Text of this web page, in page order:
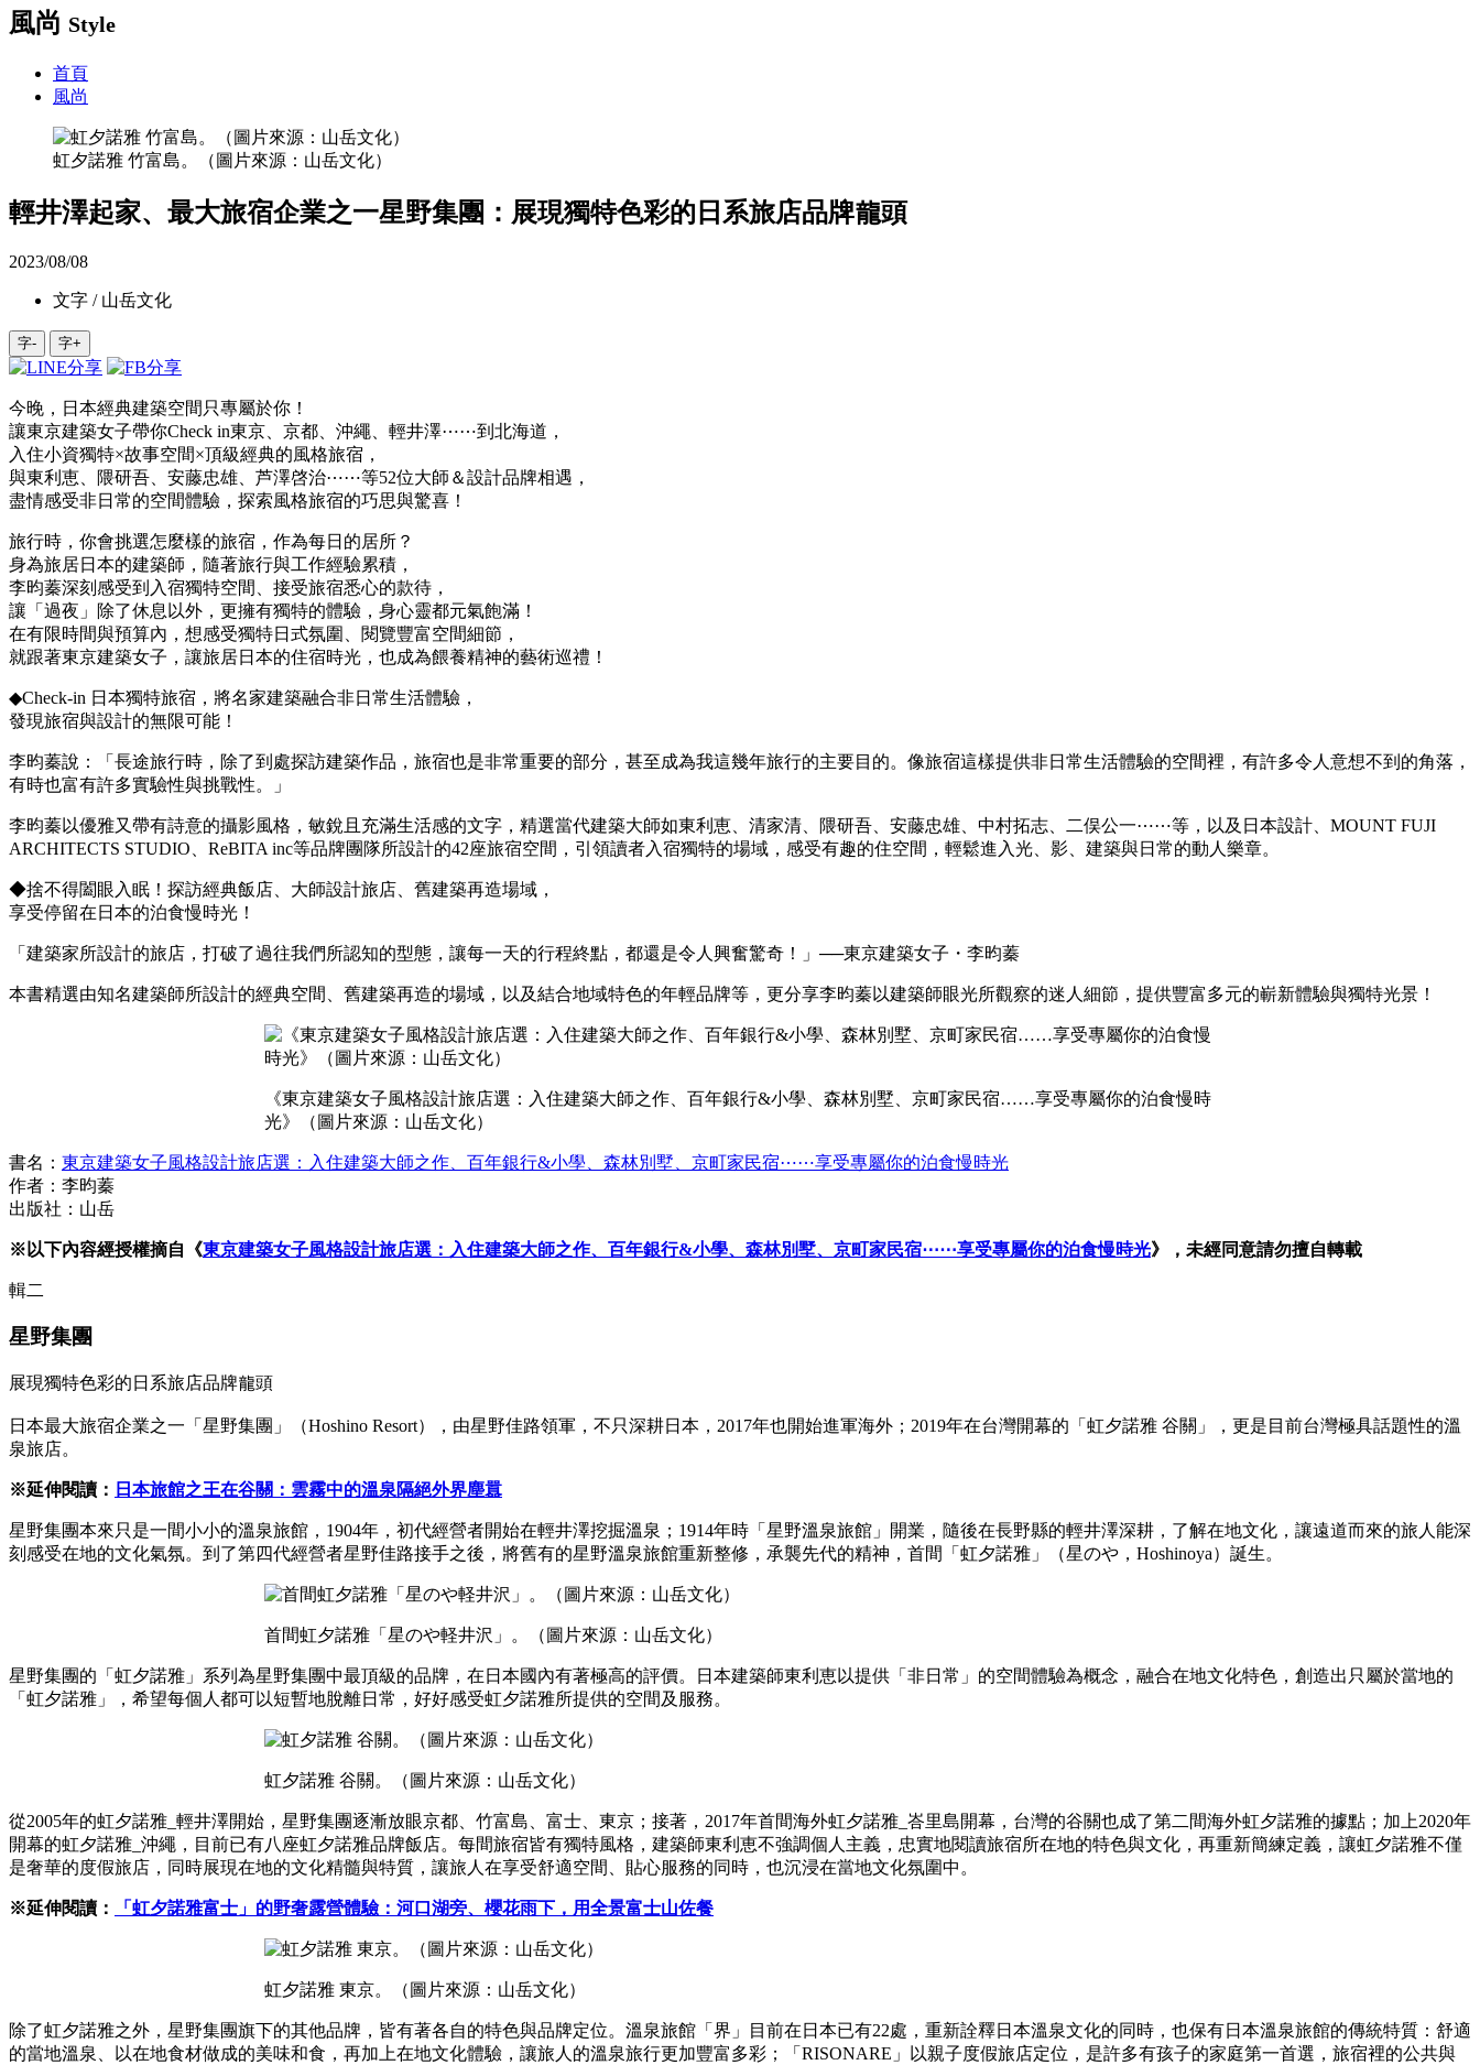
風尚 Style
首頁
風尚
虹夕諾雅 竹富島。（圖片來源：山岳文化）
輕井澤起家、最大旅宿企業之一星野集團：展現獨特色彩的日系旅店品牌龍頭
2023/08/08
文字 / 山岳文化
字- 字+
今晚，日本經典建築空間只專屬於你！
讓東京建築女子帶你Check in東京、京都、沖繩、輕井澤⋯⋯到北海道，
入住小資獨特×故事空間×頂級經典的風格旅宿，
與東利恵、隈研吾、安藤忠雄、芦澤啓治⋯⋯等52位大師＆設計品牌相遇，
盡情感受非日常的空間體驗，探索風格旅宿的巧思與驚喜！
旅行時，你會挑選怎麼樣的旅宿，作為每日的居所？
身為旅居日本的建築師，隨著旅行與工作經驗累積，
李昀蓁深刻感受到入宿獨特空間、接受旅宿悉心的款待，
讓「過夜」除了休息以外，更擁有獨特的體驗，身心靈都元氣飽滿！
在有限時間與預算內，想感受獨特日式氛圍、閱覽豐富空間細節，
就跟著東京建築女子，讓旅居日本的住宿時光，也成為餵養精神的藝術巡禮！
◆Check-in 日本獨特旅宿，將名家建築融合非日常生活體驗，
發現旅宿與設計的無限可能！
李昀蓁說：「長途旅行時，除了到處探訪建築作品，旅宿也是非常重要的部分，甚至成為我這幾年旅行的主要目的。像旅宿這樣提供非日常生活體驗的空間裡，有許多令人意想不到的角落，
有時也富有許多實驗性與挑戰性。」
李昀蓁以優雅又帶有詩意的攝影風格，敏銳且充滿生活感的文字，精選當代建築大師如東利恵、清家清、隈研吾、安藤忠雄、中村拓志、二俣公一⋯⋯等，以及日本設計、MOUNT FUJI
ARCHITECTS STUDIO、ReBITA inc等品牌團隊所設計的42座旅宿空間，引領讀者入宿獨特的場域，感受有趣的住空間，輕鬆進入光、影、建築與日常的動人樂章。
◆捨不得闔眼入眠！探訪經典飯店、大師設計旅店、舊建築再造場域，
享受停留在日本的泊食慢時光！
「建築家所設計的旅店，打破了過往我們所認知的型態，讓每一天的行程終點，都還是令人興奮驚奇！」──東京建築女子・李昀蓁
本書精選由知名建築師所設計的經典空間、舊建築再造的場域，以及結合地域特色的年輕品牌等，更分享李昀蓁以建築師眼光所觀察的迷人細節，提供豐富多元的嶄新體驗與獨特光景！
《東京建築女子風格設計旅店選：入住建築大師之作、百年銀行&小學、森林別墅、京町家民宿……享受專屬你的泊食慢時
光》（圖片來源：山岳文化）
書名： 東京建築女子風格設計旅店選：入住建築大師之作、百年銀行&小學、森林別墅、京町家民宿⋯⋯享受專屬你的泊食慢時光
作者：李昀蓁
出版社：山岳
※以下內容經授權摘自《東京建築女子風格設計旅店選：入住建築大師之作、百年銀行&小學、森林別墅、京町家民宿⋯⋯享受專屬你的泊食慢時光》，未經同意請勿擅自轉載
輯二
星野集團
展現獨特色彩的日系旅店品牌龍頭
日本最大旅宿企業之一「星野集團」（Hoshino Resort），由星野佳路領軍，不只深耕日本，2017年也開始進軍海外；2019年在台灣開幕的「虹夕諾雅 谷關」，更是目前台灣極具話題性的溫
泉旅店。
※延伸閱讀： 日本旅館之王在谷關：雲霧中的溫泉隔絕外界塵囂
星野集團本來只是一間小小的溫泉旅館，1904年，初代經營者開始在輕井澤挖掘溫泉；1914年時「星野溫泉旅館」開業，隨後在長野縣的輕井澤深耕，了解在地文化，讓遠道而來的旅人能深
刻感受在地的文化氣氛。到了第四代經營者星野佳路接手之後，將舊有的星野溫泉旅館重新整修，承襲先代的精神，首間「虹夕諾雅」（星のや，Hoshinoya）誕生。
首間虹夕諾雅「星のや軽井沢」。（圖片來源：山岳文化）
星野集團的「虹夕諾雅」系列為星野集團中最頂級的品牌，在日本國內有著極高的評價。日本建築師東利恵以提供「非日常」的空間體驗為概念，融合在地文化特色，創造出只屬於當地的
「虹夕諾雅」，希望每個人都可以短暫地脫離日常，好好感受虹夕諾雅所提供的空間及服務。
虹夕諾雅 谷關。（圖片來源：山岳文化）
從2005年的虹夕諾雅_輕井澤開始，星野集團逐漸放眼京都、竹富島、富士、東京；接著，2017年首間海外虹夕諾雅_峇里島開幕，台灣的谷關也成了第二間海外虹夕諾雅的據點；加上2020年
開幕的虹夕諾雅_沖繩，目前已有八座虹夕諾雅品牌飯店。每間旅宿皆有獨特風格，建築師東利恵不強調個人主義，忠實地閱讀旅宿所在地的特色與文化，再重新簡練定義，讓虹夕諾雅不僅
是奢華的度假旅店，同時展現在地的文化精髓與特質，讓旅人在享受舒適空間、貼心服務的同時，也沉浸在當地文化氛圍中。
※延伸閱讀： 「虹夕諾雅富士」的野奢露營體驗：河口湖旁、櫻花雨下，用全景富士山佐餐
虹夕諾雅 東京。（圖片來源：山岳文化）
除了虹夕諾雅之外，星野集團旗下的其他品牌，皆有著各自的特色與品牌定位。溫泉旅館「界」目前在日本已有22處，重新詮釋日本溫泉文化的同時，也保有日本溫泉旅館的傳統特質：舒適
的當地溫泉、以在地食材做成的美味和食，再加上在地文化體驗，讓旅人的溫泉旅行更加豐富多彩；「RISONARE」以親子度假旅店定位，是許多有孩子的家庭第一首選，旅宿裡的公共與